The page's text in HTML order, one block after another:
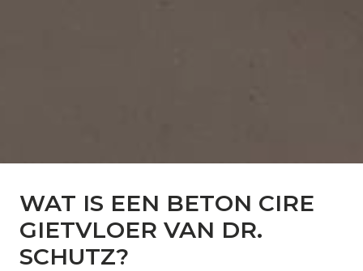
WAT IS EEN BETON CIRE
GIETVLOER VAN DR.
SCHUTZ?